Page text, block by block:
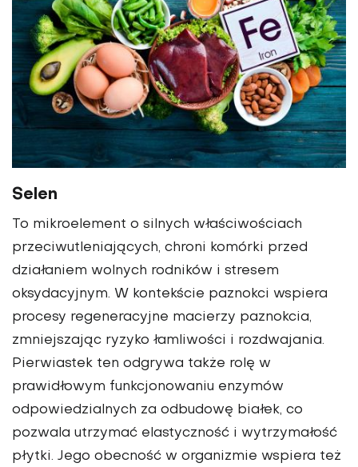
Selen
To mikroelement o silnych właściwościach
przeciwutleniających, chroni komórki przed
działaniem wolnych rodników i stresem
oksydacyjnym. W kontekście paznokci wspiera
procesy regeneracyjne macierzy paznokcia,
zmniejszając ryzyko łamliwości i rozdwajania.
Pierwiastek ten odgrywa także rolę w
prawidłowym funkcjonowaniu enzymów
odpowiedzialnych za odbudowę białek, co
pozwala utrzymać elastyczność i wytrzymałość
płytki. Jego obecność w organizmie wspiera też